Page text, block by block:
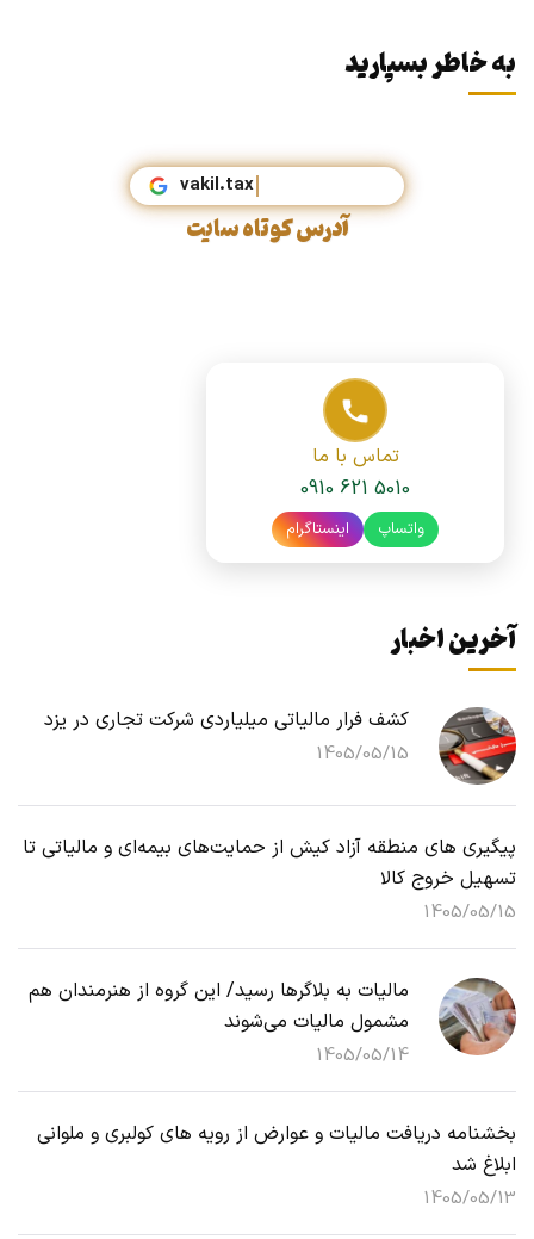
به خاطر بسپارید
vaki
آدرس کوتاه سایت
تماس با ما
0910 621 5010
واتساپ اینستاگرام
آخرین اخبار
کشف فرار مالیاتی میلیاردی شرکت تجاری در یزد
1405/05/15
پیگیری های منطقه آزاد کیش از حمایت‌های بیمه‌ای و مالیاتی تا
تسهیل خروج کالا
1405/05/15
مالیات به بلاگرها رسید/ این گروه از هنرمندان هم
مشمول مالیات می‌شوند
1405/05/14
بخشنامه دریافت مالیات و عوارض از رویه های کولبری و ملوانی
ابلاغ شد
1405/05/13